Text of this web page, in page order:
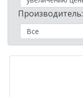
Производитель: